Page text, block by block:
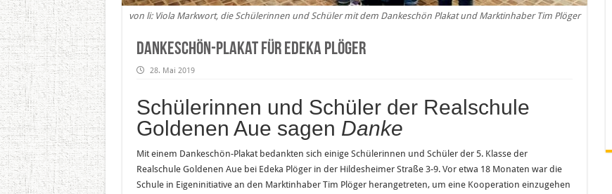
von li: Viola Markwort, die Schülerinnen und Schüler mit dem Dankeschön Plakat und Marktinhaber Tim Plöger
Dankeschön-Plakat für Edeka Plöger
28. Mai 2019
Schülerinnen und Schüler der Realschule
Goldenen Aue sagen Danke
Mit einem Dankeschön-Plakat bedankten sich einige Schülerinnen und Schüler der 5. Klasse der
Realschule Goldenen Aue bei Edeka Plöger in der Hildesheimer Straße 3-9. Vor etwa 18 Monaten war die
Schule in Eigeninitiative an den Marktinhaber Tim Plöger herangetreten, um eine Kooperation einzugehen